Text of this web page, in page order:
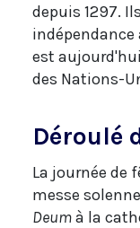
depuis 1297.
indépendance
est
des Nations-
Déroulé
La journée de
messe
Deumà la